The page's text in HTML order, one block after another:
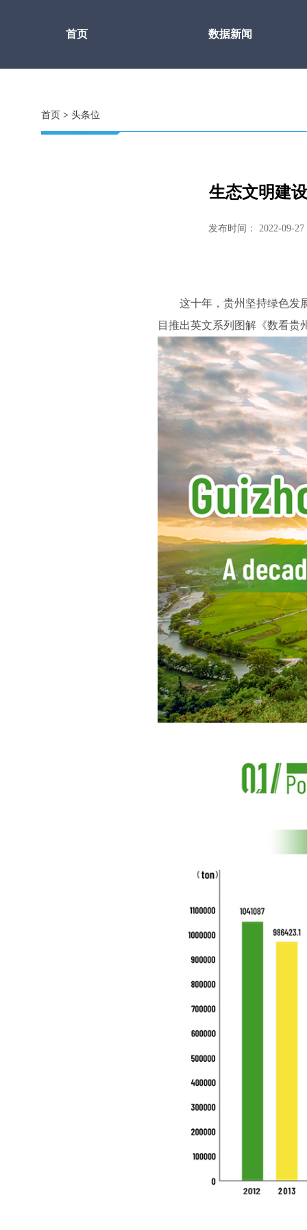
首页 数据新闻
首页 > 头条位
生态文明建
发布时间： 2022-09-
这十年，贵州坚持绿色发
目推出英文系列图解《数看贵